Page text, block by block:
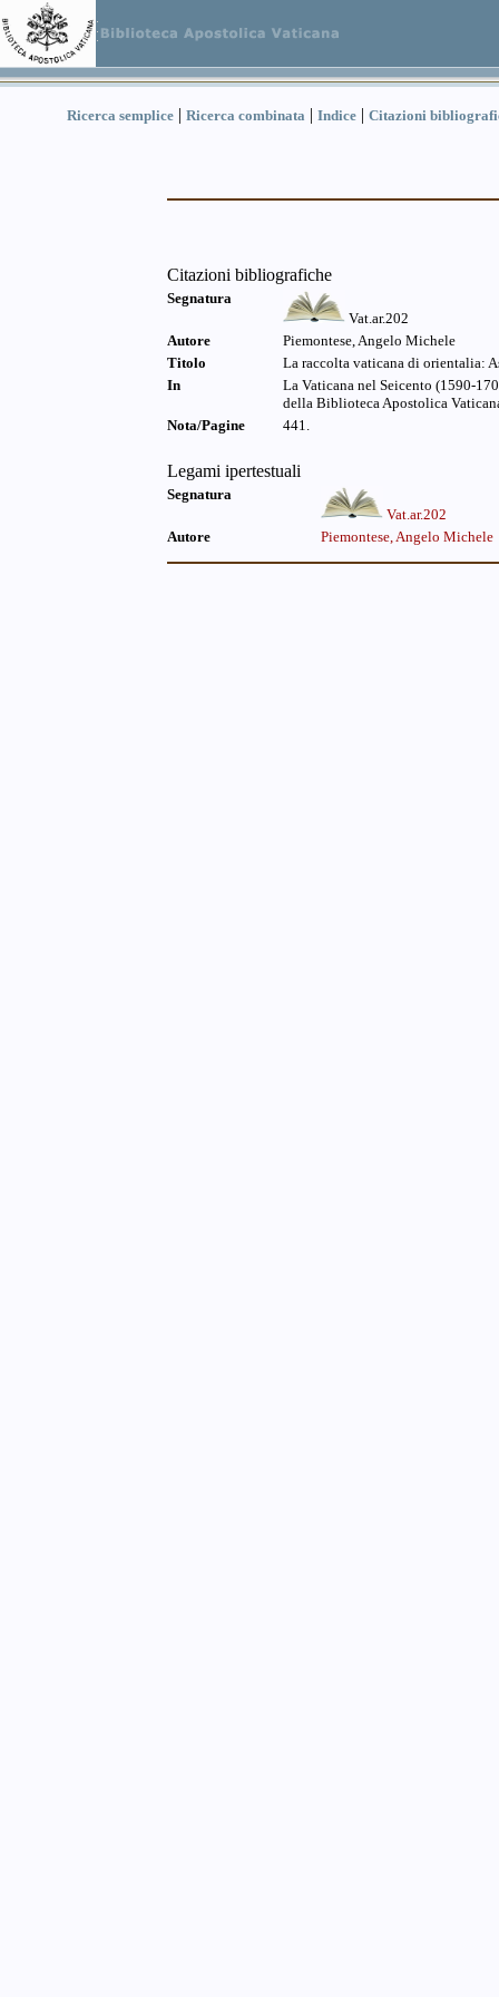
Ricerca semplice | Ricerca combinata | Indice | Citazioni
Citazioni bibliografiche
Segnatura
Vat.ar.202
Autore
Piemontese, Angelo Michele
Titolo
La raccolta vaticana di orientalia:
In
La Vaticana nel Seicento (1590-
della Biblioteca Apostolica
Nota/Pagine
441.
Legami ipertestuali
Segnatura
Vat.ar.202
Autore
Piemontese, Angelo Michele